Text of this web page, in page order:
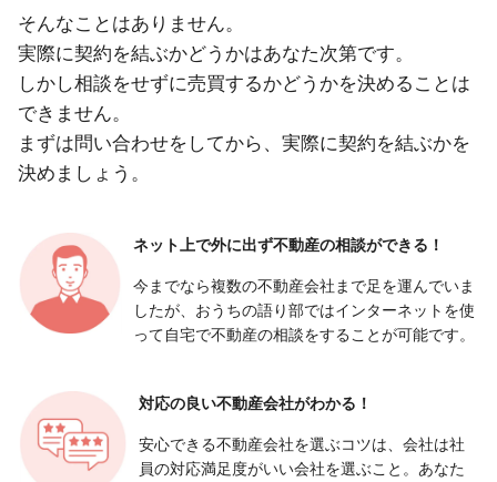
そんなことはありません。
実際に契約を結ぶかどうかはあなた次第です。
しかし相談をせずに売買するかどうかを決めることは
できません。
まずは問い合わせをしてから、実際に契約を結ぶかを
決めましょう。
ネット上で外に出ず不動産の相談ができる！
今までなら複数の不動産会社まで足を運んでいま
したが、おうちの語り部ではインターネットを使
って自宅で不動産の相談をすることが可能です。
対応の良い不動産会社がわかる！
安心できる不動産会社を選ぶコツは、会社は社
員の対応満足度がいい会社を選ぶこと。あなた